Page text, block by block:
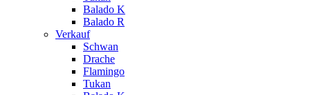
Balado K
Balado R
Verkauf
Schwan
Drache
Flamingo
Tukan